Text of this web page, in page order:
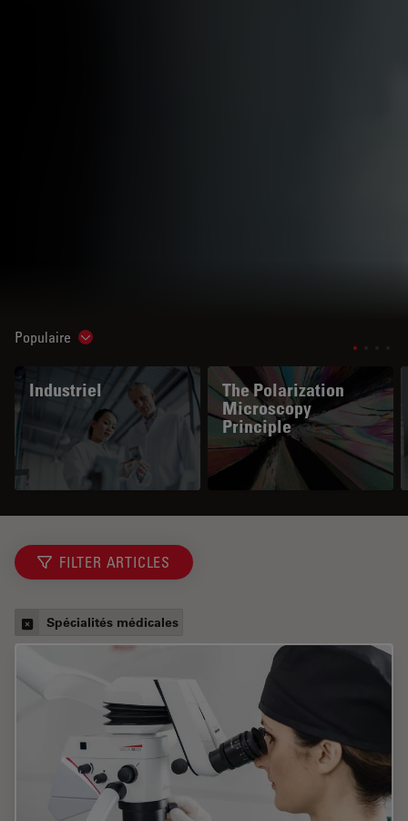
Populaire Show subnavigation
Industriel
The Polarization
Microscopy
Principle
FILTER ARTICLES
Spécialités médicales